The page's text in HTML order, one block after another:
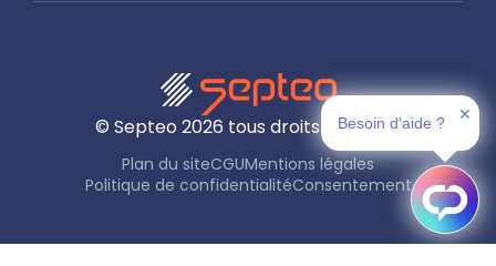
© Septeo 2026 tous droits réservés
Plan du siteCGUMentions légales
Politique de confidentialitéConsentement
Besoin d'aide ? ✕